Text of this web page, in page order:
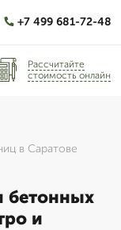
+7 499 681-72-48
Рассчитайте
стоимость онлайн
в Саратове
бетонных
и